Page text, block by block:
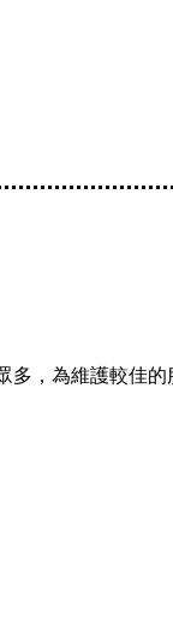
多，為維護較佳